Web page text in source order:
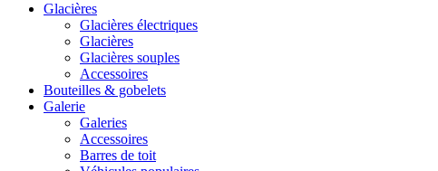
Glacières
Glacières électriques
Glacières
Glacières souples
Accessoires
Bouteilles & gobelets
Galerie
Galeries
Accessoires
Barres de toit